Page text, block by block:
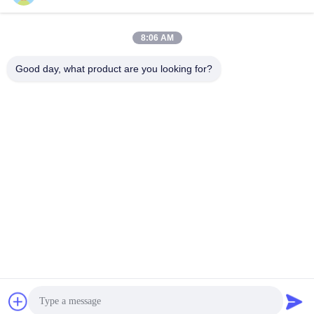
8:06 AM
Good day, what product are you looking for?